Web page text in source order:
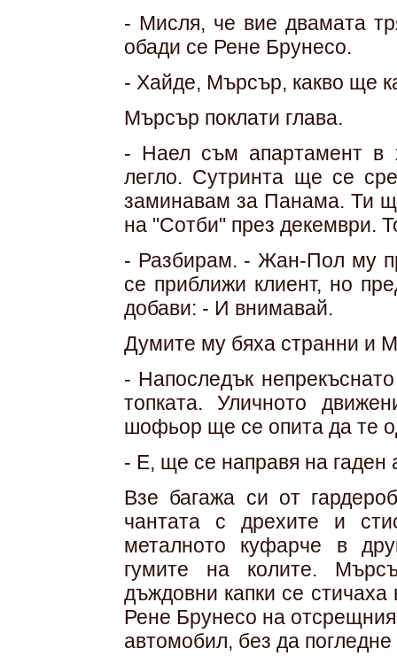
- Мисля, че вие двамата
обади се Рене Брунесо.
- Хайде, Мърсър, какво ще
Мърсър поклати глава.
- Наел съм апартамент в
легло. Сутринта ще се
заминавам за Панама. Ти
на "Сотби" през декември.
- Разбирам. - Жан-Пол му
се приближи клиент, но
добави: - И внимавай.
Думите му бяха странни и
- Напоследък
топката. Уличното
шофьор ще се опита да те
- Е, ще се направя на
Взе багажа си от
чантата с дрехите и
металното куфарче в
гумите на колите.
дъждовни капки се
Рене Брунесо на
автомобил, без да погледне